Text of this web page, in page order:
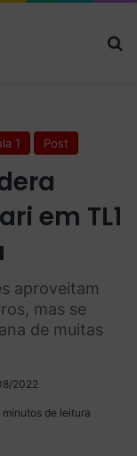
1 Post
em TL1
aproveitam
mas se
de muitas
2022
minutos de leitura